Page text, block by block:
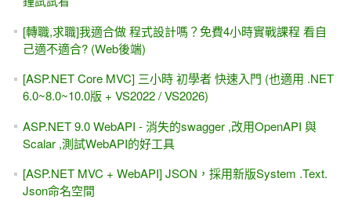
[轉職,求職]我適合做 程式設計嗎？免費4小時實戰課程 看自
己適不適合? (Web後端)
[ASP.NET Core MVC] 三小時 初學者 快速入門 (也適用 .NET
6.0~8.0~10.0版 + VS2022 / VS2026)
ASP.NET 9.0 WebAPI - 消失的swagger ,改用OpenAPI 與
Scalar ,測試WebAPI的好工具
[ASP.NET MVC + WebAPI] JSON，採用新版System .Text.
Json命名空間